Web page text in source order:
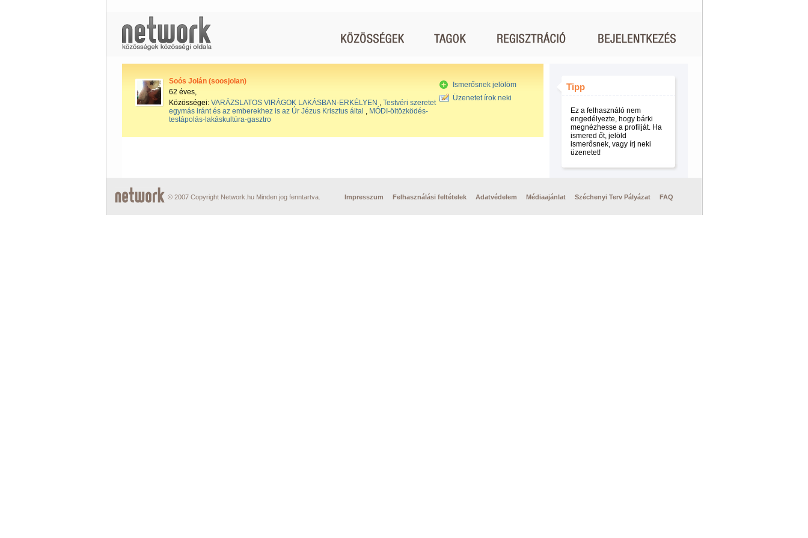
Soós Jolán (soosjolan)
62 éves,
Közösségei: VARÁZSLATOS VIRÁGOK LAKÁSBAN-ERKÉLYEN , Testvéri szeretet
egymás iránt és az emberekhez is az Úr Jézus Krisztus által , MÓDI-öltözködés-
testápolás-lakáskultúra-gasztro
Ismerősnek jelölöm
Üzenetet írok neki
Tipp
Ez a felhasználó nem
engedélyezte, hogy bárki
megnézhesse a profilját. Ha
ismered őt, jelöld
ismerősnek, vagy írj neki
üzenetet!
© 2007 Copyright Network.hu Minden jog fenntartva. Impresszum Felhasználási feltételek Adatvédelem Médiaajánlat Széchenyi Terv Pályázat FAQ